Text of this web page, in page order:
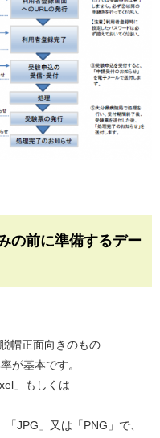
の前に準備するデー
帽正面向きのもの
が基本です。
」もしくは
JPG」又は「PNG」で、